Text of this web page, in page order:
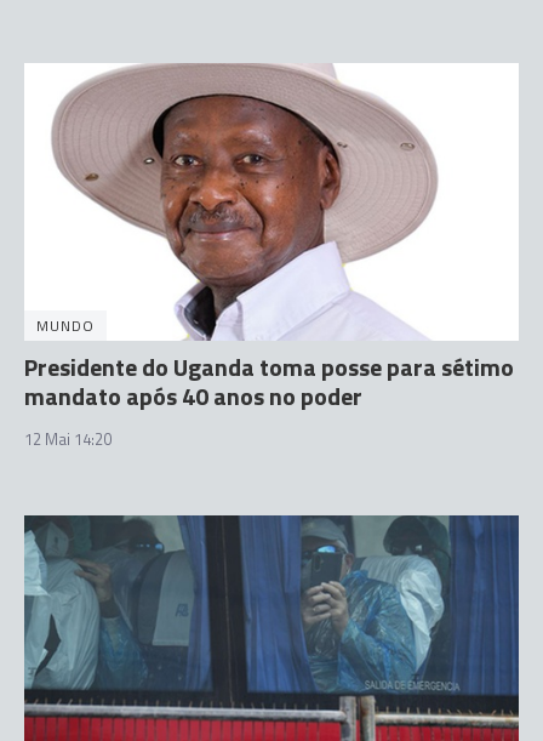
MUNDO
Presidente do Uganda toma posse para sétimo
mandato após 40 anos no poder
12 Mai 14:20